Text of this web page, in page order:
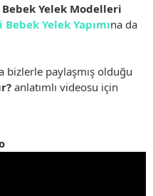
Bebek Yelek Modelleri
Yelek Yapımına da
bizlerle paylaşmış olduğu
anlatımlı videosu için